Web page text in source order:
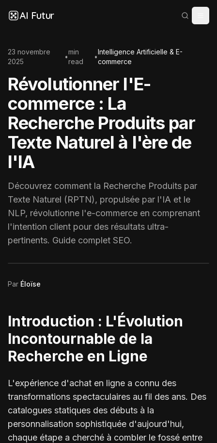
AI Futur
23 novembre
2025
•
min
read
•
Intelligence Artificielle & E-
commerce
Révolutionner l'E-
commerce : La
Recherche Produits par
Texte Naturel à l'ère de
l'IA
Découvrez comment la Recherche Produits par
Texte Naturel (RPTN), propulsée par l'IA et le
NLP, révolutionne l'e-commerce en comprenant
l'intention client pour des résultats ultra-
pertinents. Guide complet SEO.
Par Éloïse
Introduction : L'Évolution
Incontournable de la
Recherche en Ligne
L'expérience d'achat en ligne a connu des
transformations spectaculaires au fil des ans. Des
catalogues statiques des débuts à la
personnalisation sophistiquée d'aujourd'hui,
chaque étape a cherché à combler le fossé entre